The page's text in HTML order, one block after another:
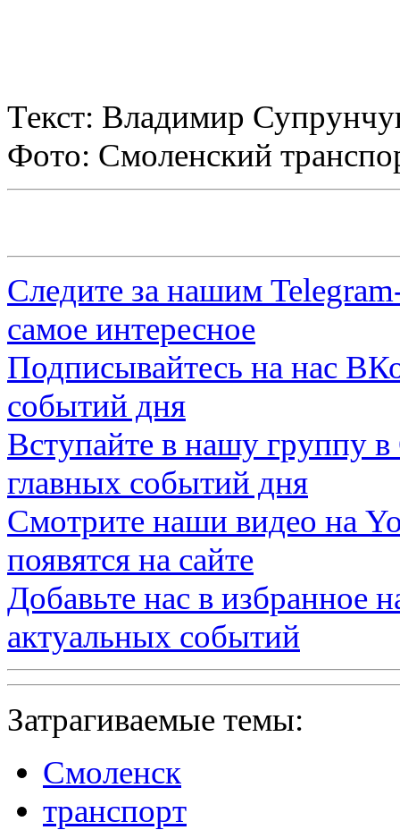
Текст: Владимир
Фото: Смоленский
Следите за нашим
самое интересное
Подписывайтесь на нас
событий дня
Вступайте в нашу группу в
главных событий дня
Смотрите наши видео на
появятся на сайте
Добавьте нас в избранное
актуальных событий
Затрагиваемые темы:
Смоленск
транспорт